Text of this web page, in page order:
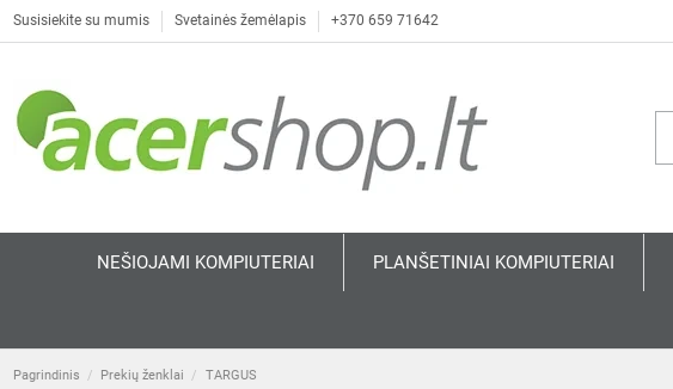
Susisiekite su mumis Svetainės žemėlapis +370 659 71642
NEŠIOJAMI KOMPIUTERIAI PLANŠETINIAI KOMPIUTERIAI
Pagrindinis Prekių ženklai TARGUS